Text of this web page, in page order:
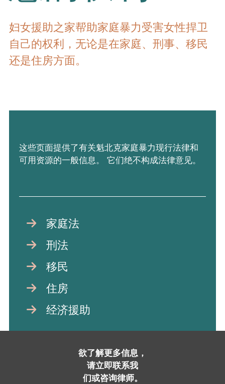
妇女援助之家帮助家庭暴力受害女性捍卫
自己的权利，无论是在家庭、刑事、移民
还是住房方面。
这些页面提供了有关魁北克家庭暴力现行法律和
可用资源的一般信息。 它们绝不构成法律意见。
家庭法
刑法
移民
住房
经济援助
欲了解更多信息，
请立即联系我
们或咨询律师。